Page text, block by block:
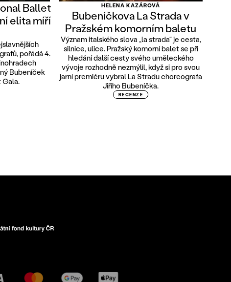
Ballet
elita míří
pořádá 4.
Bubeníček
HELENA KAZÁROVÁ
Bubeníčkova La Strada v
Pražském komorním baletu
Význam italského slova „la strada“ je cesta,
silnice, ulice. Pražský komorní balet se při
hledání další cesty svého uměleckého
vývoje rozhodně nezmýlil, když si pro svou
jarní premiéru vybral La Stradu choreografa
Jiřího Bubeníčka.
RECENZE